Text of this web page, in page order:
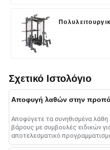
Σχετικό Ιστολόγιο
Αποφυγή λαθών στην
Αποφύγετε τα συνηθισμένα
βάρους με συμβουλές ειδικών
αποτελεσματικό